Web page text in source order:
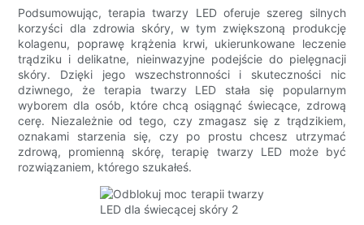
Podsumowując, terapia twarzy LED oferuje szereg silnych
korzyści dla zdrowia skóry, w tym zwiększoną produkcję
kolagenu, poprawę krążenia krwi, ukierunkowane leczenie
trądziku i delikatne, nieinwazyjne podejście do pielęgnacji
skóry. Dzięki jego wszechstronności i skuteczności nic
dziwnego, że terapia twarzy LED stała się popularnym
wyborem dla osób, które chcą osiągnąć świecące, zdrową
cerę. Niezależnie od tego, czy zmagasz się z trądzikiem,
oznakami starzenia się, czy po prostu chcesz utrzymać
zdrową, promienną skórę, terapię twarzy LED może być
rozwiązaniem, którego szukałeś.